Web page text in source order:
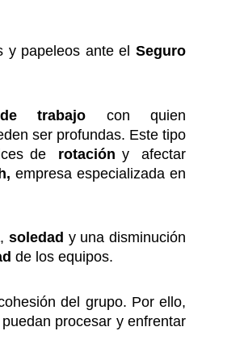
y papeleos ante elSeguro
trabajo con quien
ser profundas. Este tipo
de rotación y afectar
empresa especializada en
,soledad y una disminución
de los equipos.
del grupo. Por ello,
puedan procesar y enfrentar